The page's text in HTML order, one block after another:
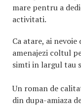
mare pentru a
activitati.
Ca atare, ai
amenajezi coltul
simti in largul tau
Un roman de
din dupa-amiaza